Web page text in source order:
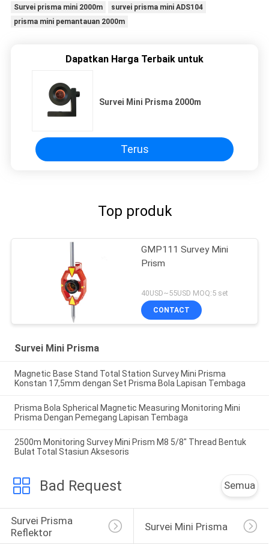
Survei prisma mini 2000m
survei prisma mini ADS104
prisma mini pemantauan 2000m
Dapatkan Harga Terbaik untuk
Survei Mini Prisma 2000m
Terus
Top produk
GMP111 Survey Mini
Prism
40USD~55USD MOQ:5 set
CONTACT
Survei Mini Prisma
Magnetic Base Stand Total Station Survey Mini Prisma
Konstan 17,5mm dengan Set Prisma Bola Lapisan Tembaga
Prisma Bola Spherical Magnetic Measuring Monitoring Mini
Prisma Dengan Pemegang Lapisan Tembaga
2500m Monitoring Survey Mini Prism M8 5/8" Thread Bentuk
Bulat Total Stasiun Aksesoris
Bad Request Semua
Survei Prisma
Reflektor
Survei Mini Prisma